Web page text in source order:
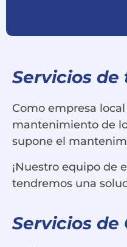
Servicios
Como empresa
mantenimiento de
supone el
¡Nuestro equipo de
tendremos una
Servicios de